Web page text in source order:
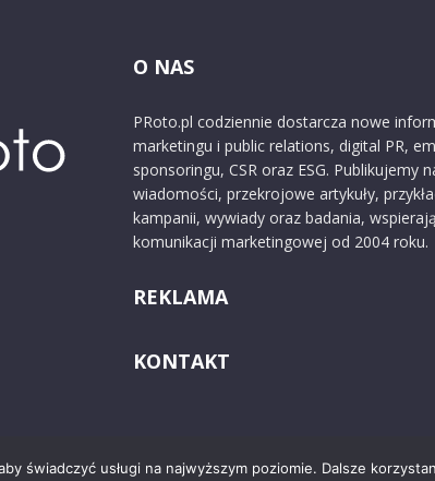
O NAS
PRoto.pl codziennie dostarcza nowe
marketingu i public relations, digital PR,
sponsoringu, CSR oraz ESG. Publikujemy
wiadomości, przekrojowe artykuły,
kampanii, wywiady oraz badania,
komunikacji marketingowej od 2004 roku.
REKLAMA
KONTAKT
świadczyć usługi na najwyższym poziomie. Dalsze